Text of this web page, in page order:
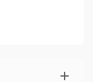
wodurch sie